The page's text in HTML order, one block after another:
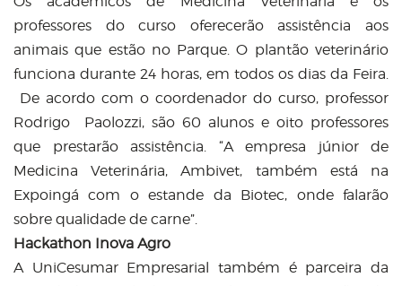
professores do curso oferecerão assistência aos
animais que estão no Parque. O plantão veterinário
funciona durante 24 horas, em todos os dias da Feira.
De acordo com o coordenador do curso, professor
Rodrigo Paolozzi, são 60 alunos e oito professores
que prestarão assistência. “A empresa júnior de
Medicina Veterinária, Ambivet, também está na
Expoingá com o estande da Biotec, onde falarão
sobre qualidade de carne”.
Hackathon Inova Agro
A UniCesumar Empresarial também é parceira da